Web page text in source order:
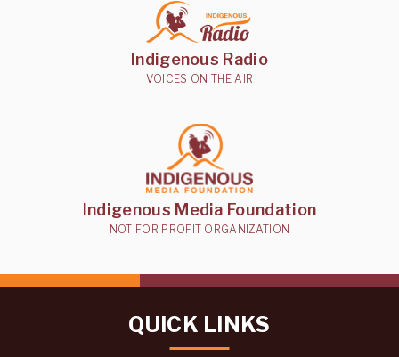
Indigenous Radio
VOICES ON THE AIR
Indigenous Media Foundation
NOT FOR PROFIT ORGANIZATION
QUICK LINKS